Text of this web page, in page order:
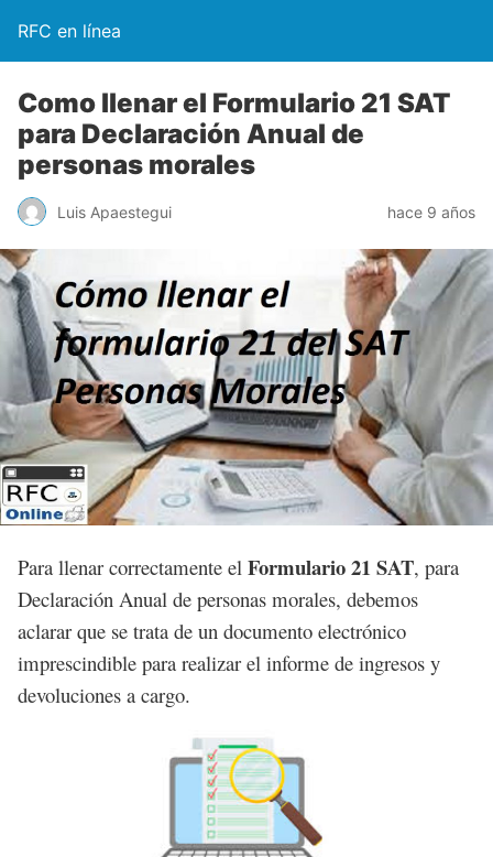
RFC en línea
Como llenar el Formulario 21 SAT
para Declaración Anual de
personas morales
Luis Apaestegui hace 9 años
Para llenar correctamente el Formulario 21 SAT, para
Declaración Anual de personas morales, debemos
aclarar que se trata de un documento electrónico
imprescindible para realizar el informe de ingresos y
devoluciones a cargo.